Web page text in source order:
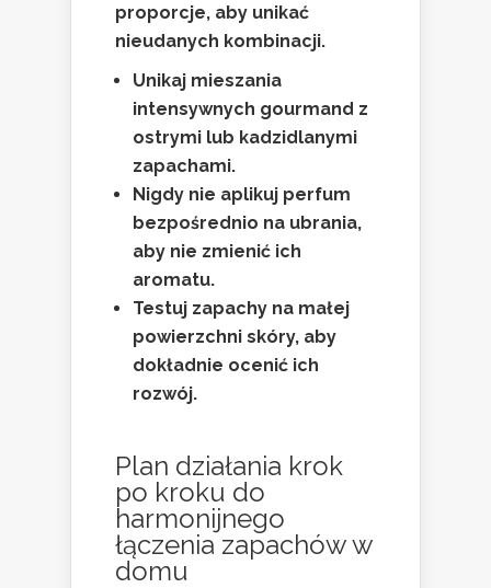
proporcje, aby unikać
nieudanych kombinacji.
Unikaj mieszania
intensywnych gourmand z
ostrymi lub kadzidlanymi
zapachami.
Nigdy nie aplikuj perfum
bezpośrednio na ubrania,
aby nie zmienić ich
aromatu.
Testuj zapachy na małej
powierzchni skóry, aby
dokładnie ocenić ich
rozwój.
Plan działania krok
po kroku do
harmonijnego
łączenia zapachów w
domu